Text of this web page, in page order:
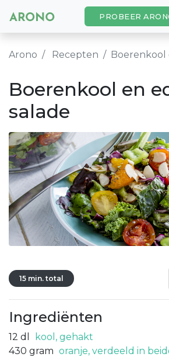
PROBEER
Arono Recepten Boerenkool
Boerenkool en
salade
15 min. total
Ingrediënten
12 dl
kool, gehakt
430 gram oranje, verdeeld in